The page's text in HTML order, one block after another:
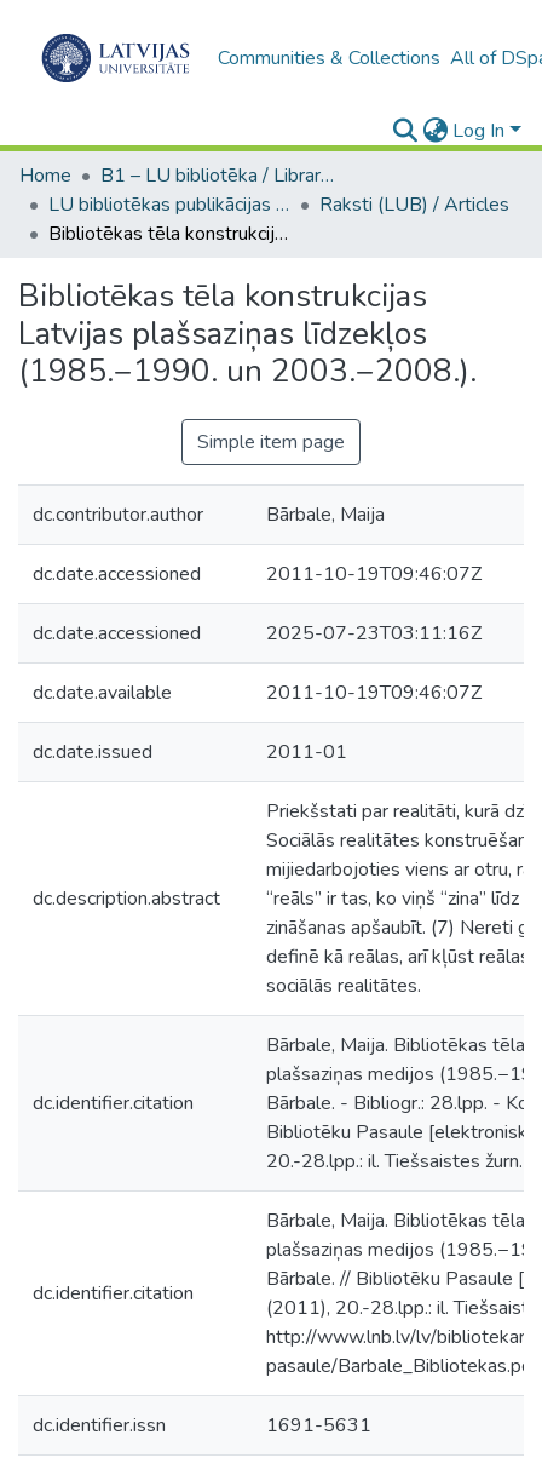
Communities & Collections All of
Log In
Home
B1 – LU bibliotēka / Library of the UL
LU bibliotēkas publikācijas / Publications of the University Library
Raksti (LUB) / Articles
Bibliotēkas tēla konstrukcijas Latvijas plašsaziņas līdzekļos (1985.−1990. un 2003.−2008.).
Bibliotēkas tēla konstrukcijas
Latvijas plašsaziņas līdzekļos
(1985.−1990. un 2003.−2008.).
Simple item page
dc.contributor.author Bārbale, Maija
dc.date.accessioned 2011-10-19T09:46:07Z
dc.date.accessioned 2025-07-23T03:11:16Z
dc.date.available 2011-10-19T09:46:07Z
dc.date.issued 2011-01
dc.description.abstract
Priekšstati par realitāti, kurā
Sociālās realitātes
mijiedarbojoties viens ar otru,
“reāls” ir tas, ko viņš “zina” līdz
zināšanas apšaubīt. (7) Nereti
definē kā reālas, arī kļūst reālas.
sociālās realitātes.
dc.identifier.citation
Bārbale, Maija. Bibliotēkas tēla
plašsaziņas medijos
Bārbale. - Bibliogr.: 28.lpp. -
Bibliotēku Pasaule
20.-28.lpp.: il. Tiešsaistes žurn.
dc.identifier.citation
Bārbale, Maija. Bibliotēkas tēla
plašsaziņas medijos
Bārbale. // Bibliotēku Pasaule
(2011), 20.-28.lpp.: il.
http://www.lnb.lv/lv/
pasaule/Barbale_Bibliotekas.pdf.
dc.identifier.issn 1691-5631